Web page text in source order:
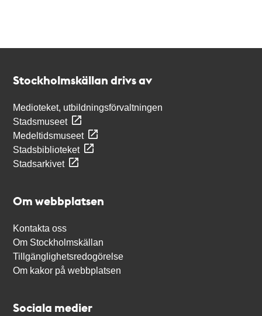
Stockholmskällan drivs av
Medioteket, utbildningsförvaltningen
Stadsmuseet
Medeltidsmuseet
Stadsbiblioteket
Stadsarkivet
Om webbplatsen
Kontakta oss
Om Stockholmskällan
Tillgänglighetsredogörelse
Om kakor på webbplatsen
Sociala medier